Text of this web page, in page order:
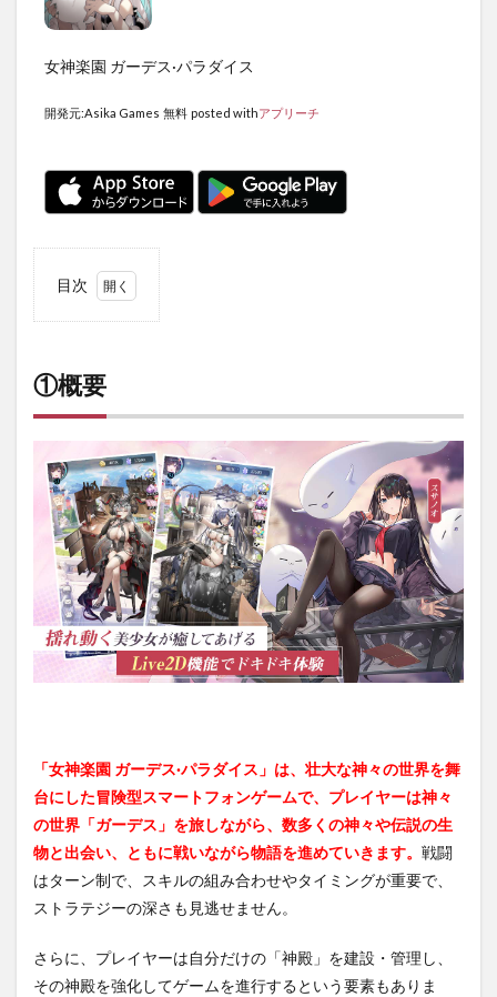
女神楽園 ガーデス·パラダイス
開発元:Asika Games 無料 posted withアプリーチ
目次
2
②魅
3
③序
盤攻
略に
つい
て
4
④ま
とめ
①概要
「女神楽園 ガーデス·パラダイス」は、壮大な神々の世界を舞
台にした冒険型スマートフォンゲームで、プレイヤーは神々
の世界「ガーデス」を旅しながら、数多くの神々や伝説の生
物と出会い、ともに戦いながら物語を進めていきます。 戦闘
はターン制で、スキルの組み合わせやタイミングが重要で、
ストラテジーの深さも見逃せません。
さらに、プレイヤーは自分だけの「神殿」を建設・管理し、
その神殿を強化してゲームを進行するという要素もありま